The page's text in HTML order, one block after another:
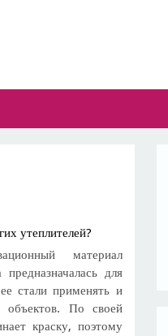
утеплителей?
материал
для
стали применять и
объектов. По своей
краску, поэтому